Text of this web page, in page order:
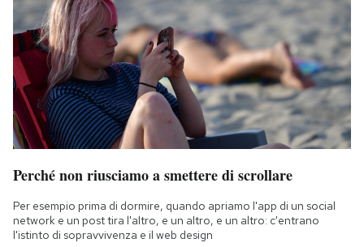
Perché non riusciamo a smettere di scrollare
Per esempio prima di dormire, quando apriamo l'app di un social
network e un post tira l'altro, e un altro, e un altro: c'entrano
l'istinto di sopravvivenza e il web design